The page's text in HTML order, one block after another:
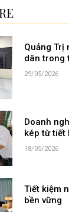
Quảng Trị
dân trong
29/05/2026
Doanh
kép từ tiết
18/05/2026
Tiết kiệm
bền vững